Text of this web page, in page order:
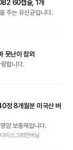
60캡슐, 1개
주는 유산균입니다.
못난이 참외
합니다.
정 8개월분 미국산 버
양 보충제입니다.
이스그레인버닝